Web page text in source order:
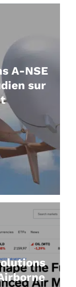
A-NSE
sur